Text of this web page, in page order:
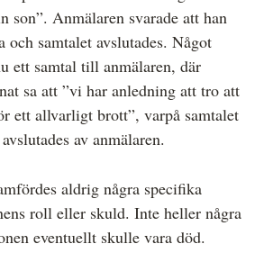
son”. Anmälaren svarade att han
samtalet avslutades. Något
ett samtal till anmälaren, där
sa att ”vi har anledning att tro att
ett allvarligt brott”, varpå samtalet
av anmälaren.
aldrig några specifika
roll eller skuld. Inte heller några
eventuellt skulle vara död.